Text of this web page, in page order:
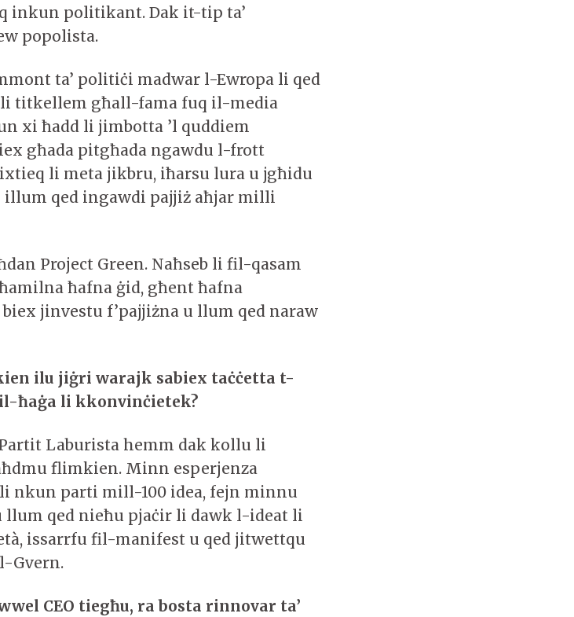
inkun politikant. Dak it-tip ta’
popolista.
ta’ politiċi madwar l-Ewropa li qed
titkellem għall-fama fuq il-media
xi ħadd li jimbotta ’l quddiem
għada pitgħada ngawdu l-frott
li meta jikbru, iħarsu lura u jgħidu
illum qed ingawdi pajjiż aħjar milli
Project Green. Naħseb li fil-qasam
ħafna ġid, għent ħafna
jinvestu f’pajjiżna u llum qed naraw
ilu jiġri warajk sabiex taċċetta t-
ħaġa li kkonvinċietek?
Laburista hemm dak kollu li
flimkien. Minn esperjenza
nkun parti mill-100 idea, fejn minnu
qed nieħu pjaċir li dawk l-ideat li
issarrfu fil-manifest u qed jitwettqu
Gvern.
CEO tiegħu, ra bosta rinnovar ta’